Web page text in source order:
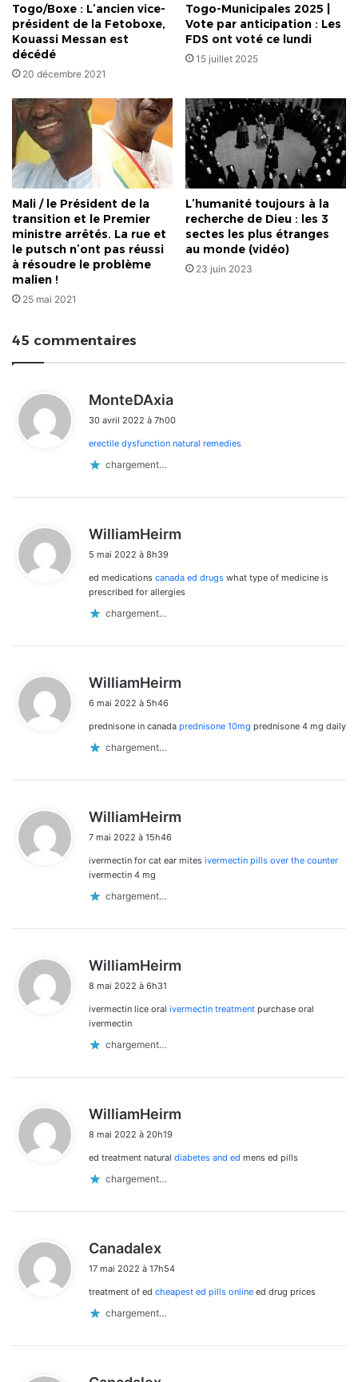
Togo/Boxe : L’ancien vice-
président de la Fetoboxe,
Kouassi Messan est
décédé
20 décembre 2021
Togo-Municipales 2025 |
Vote par anticipation : Les
FDS ont voté ce lundi
15 juillet 2025
Mali / le Président de la
transition et le Premier
ministre arrêtés. La rue et
le putsch n’ont pas réussi
à résoudre le problème
malien !
25 mai 2021
L’humanité toujours à la
recherche de Dieu : les 3
sectes les plus étranges
au monde (vidéo)
23 juin 2023
45 commentaires
MonteDAxia
t
30 avril 2022 à 7h00
erectile dysfunction natural remedies
chargement…
WilliamHeirm
:
5 mai 2022 à 8h39
ed medications canada ed drugs what type of medicine is
prescribed for allergies
chargement…
WilliamHeirm
6 mai 2022 à 5h46
prednisone in canada prednisone 10mg prednisone 4 mg daily
chargement…
WilliamHeirm
7 mai 2022 à 15h46
ivermectin for cat ear mites ivermectin pills over the counter
ivermectin 4 mg
chargement…
WilliamHeirm
8 mai 2022 à 6h31
ivermectin lice oral ivermectin treatment purchase oral
ivermectin
chargement…
WilliamHeirm
8 mai 2022 à 20h19
ed treatment natural diabetes and ed mens ed pills
chargement…
Canadalex
t
17 mai 2022 à 17h54
treatment of ed cheapest ed pills online ed drug prices
chargement…